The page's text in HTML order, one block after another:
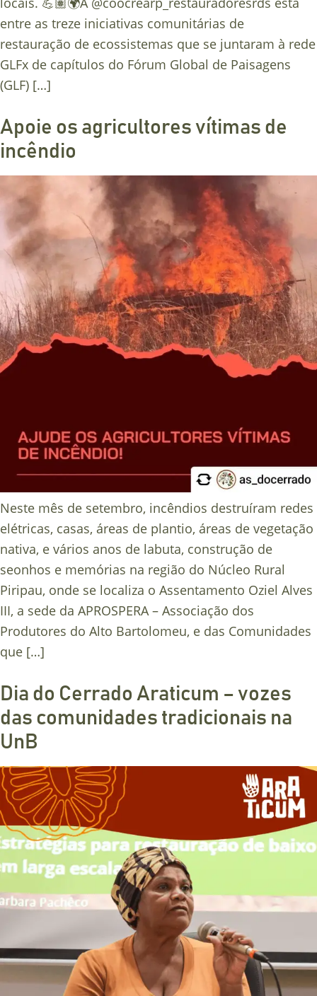
entre as treze iniciativas comunitárias de
restauração de ecossistemas que se juntaram à rede
GLFx de capítulos do Fórum Global de Paisagens
(GLF) […]
Apoie os agricultores vítimas de
incêndio
Neste mês de setembro, incêndios destruíram redes
elétricas, casas, áreas de plantio, áreas de vegetação
nativa, e vários anos de labuta, construção de
seonhos e memórias na região do Núcleo Rural
Piripau, onde se localiza o Assentamento Oziel Alves
III, a sede da APROSPERA – Associação dos
Produtores do Alto Bartolomeu, e das Comunidades
que […]
Dia do Cerrado Araticum – vozes
das comunidades tradicionais na
UnB